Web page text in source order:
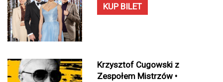
KUP BILET
Krzysztof Cugowski z
Zespołem Mistrzów •